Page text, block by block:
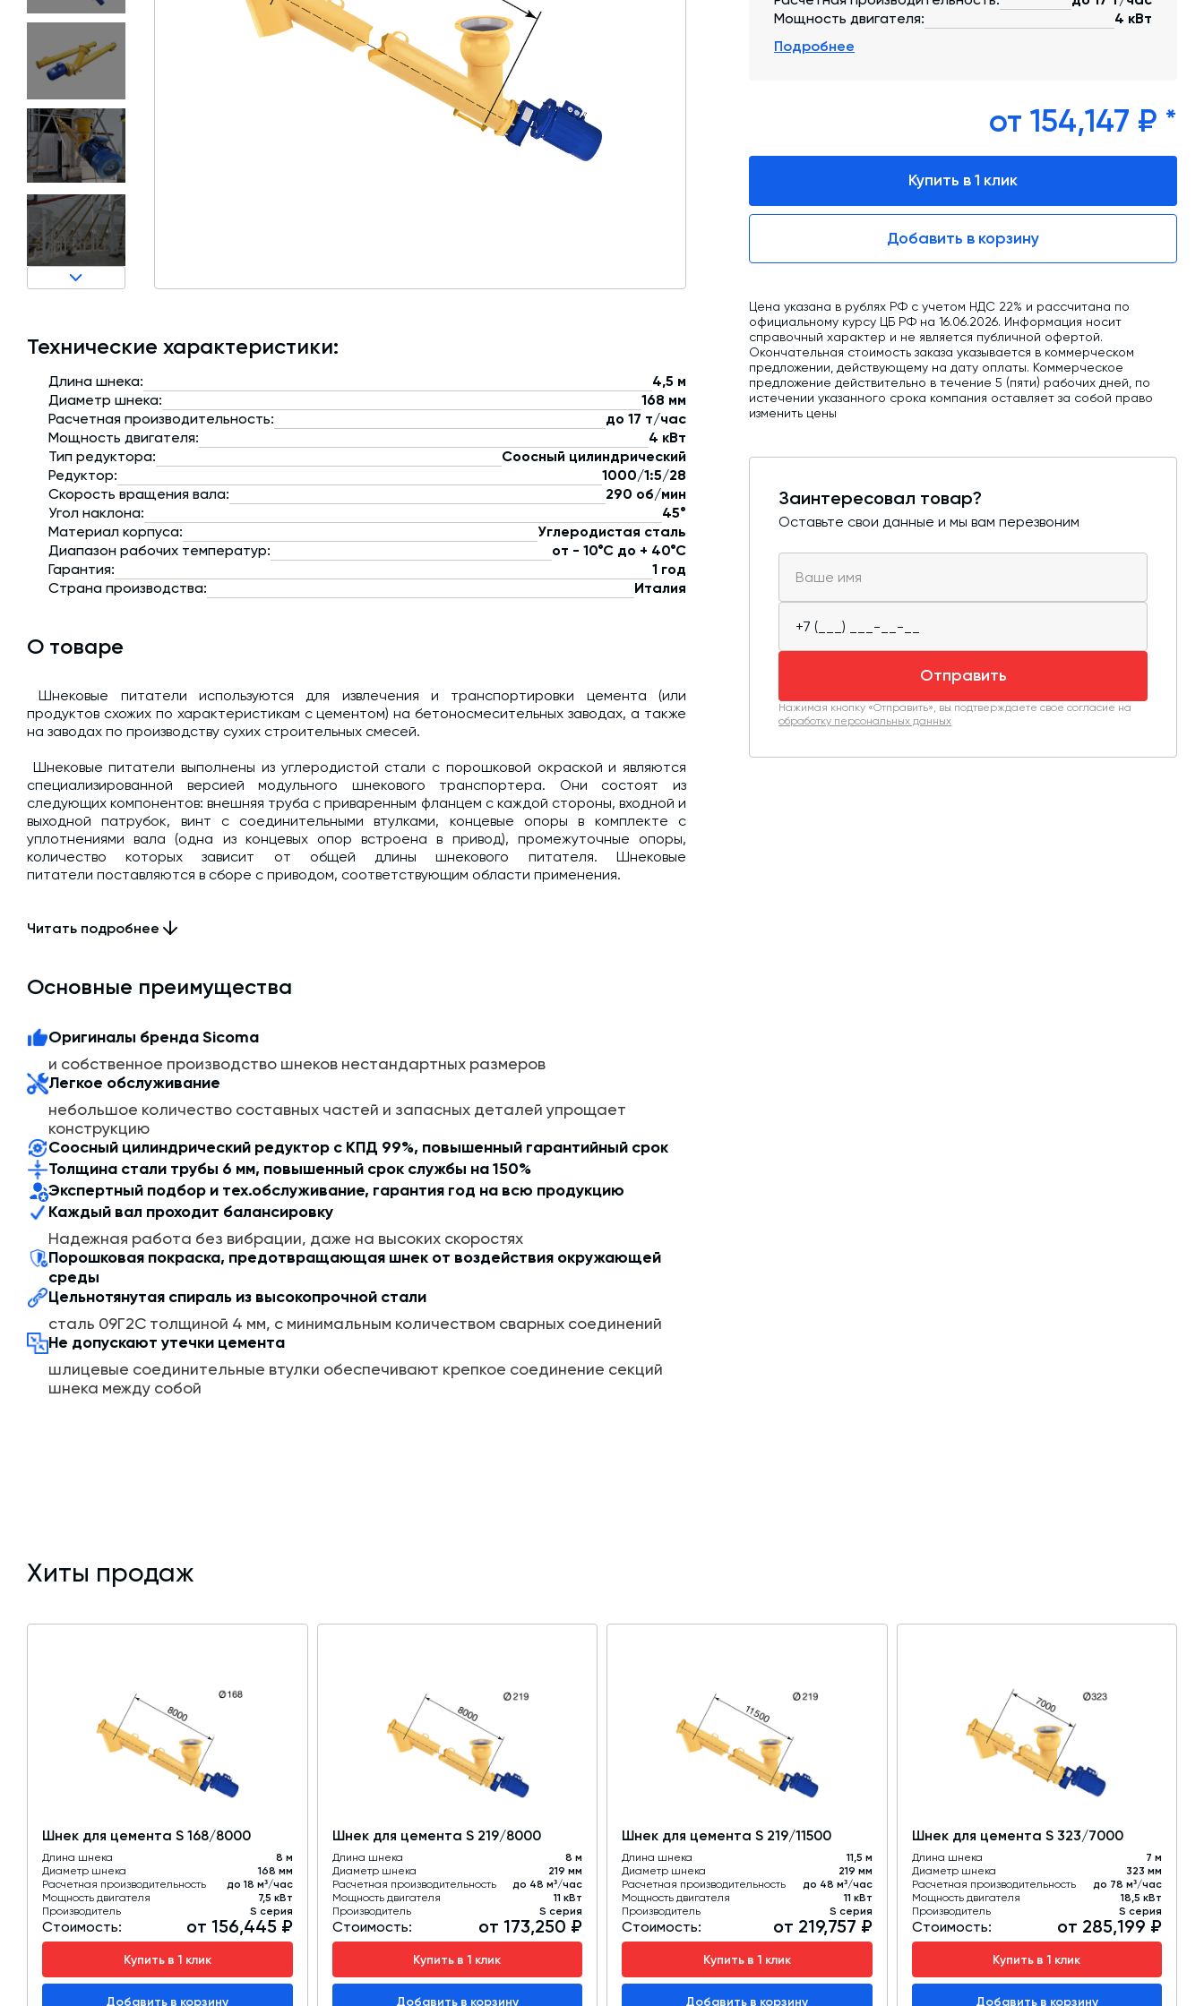
Затворы для силосов и дозаторов
Промышленные фильтры и комплектующие
Авто и Ж/Д весы
Оборудование для производства ЖБИ
Пневмооборудование
Телескопические загрузчики
Датчики
Промышленные вибраторы
Рециклинг
Дробильно-сортировочный комплекс
Околопрессовочное оборудование
Автоматизированные системы управления
(АСУ ТП) любой сложности
Технический аудит бетонных заводов и
производств
Проектирование технологических
Технические характеристики:
Длина шнека:
4,5 м
Диаметр шнека:
168 мм
Расчетная производительность:
до 17 т/час
Мощность двигателя:
4 кВт
Тип редуктора:
Соосный цилиндрический
Редуктор:
1000/1:5/28
Скорость вращения вала:
290 об/мин
Угол наклона:
45°
Материал корпуса:
Углеродистая сталь
Диапазон рабочих температур:
от - 10°С до + 40°С
Гарантия:
1 год
Страна производства:
Италия
О товаре
Шнековые питатели используются для извлечения и транспортировки цемента (или
продуктов схожих по характеристикам с цементом) на бетоносмесительных заводах, а также
на заводах по производству сухих строительных смесей.
Шнековые питатели выполнены из углеродистой стали с порошковой окраской и являются
специализированной версией модульного шнекового транспортера. Они состоят из
следующих компонентов: внешняя труба с приваренным фланцем с каждой стороны, входной и
выходной патрубок, винт с соединительными втулками, концевые опоры в комплекте с
уплотнениями вала (одна из концевых опор встроена в привод), промежуточные опоры,
количество которых зависит от общей длины шнекового питателя. Шнековые
питатели поставляются в сборе с приводом, соответствующим области применения.
потока цемента на производственные линии, позволяет сократить время производства и
Принцип работы шнековых транспортеров основано на осевой движущей силе. Винт шнека
вращается в закрытом неподвижном желобе с помощью электродвигателя с редуктором и
состоит из секций. Её толщина варьируется от 4 мм до 6 мм в зависимости от типа и
назначения конструкции. Для герметизации все секции соединяются между собой фланцами
на болтах и прокладках.
Читать подробнее
Основные преимущества
Оригиналы бренда Sicoma
и собственное производство шнеков нестандартных размеров
Легкое обслуживание
небольшое количество составных частей и запасных деталей упрощает
конструкцию
Соосный цилиндрический редуктор с КПД 99%, повышенный гарантийный срок
Толщина стали трубы 6 мм, повышенный срок службы на 150%
Экспертный подбор и тех.обслуживание, гарантия год на всю продукцию
Каждый вал проходит балансировку
Надежная работа без вибрации, даже на высоких скоростях
Порошковая покраска, предотвращающая шнек от воздействия окружающей
среды
Цельнотянутая спираль из высокопрочной стали
сталь 09Г2С толщиной 4 мм, с минимальным количеством сварных соединений
Не допускают утечки цемента
шлицевые соединительные втулки обеспечивают крепкое соединение секций
шнека между собой
Мощность двигателя:
4 кВт
Подробнее
от 154,147 ₽ *
Купить в 1 клик
Добавить в корзину
Цена указана в рублях РФ с учетом НДС 22% и рассчитана по
официальному курсу ЦБ РФ на 16.06.2026. Информация носит
справочный характер и не является публичной офертой.
Окончательная стоимость заказа указывается в коммерческом
предложении, действующему на дату оплаты. Коммерческое
предложение действительно в течение 5 (пяти) рабочих дней, по
истечении указанного срока компания оставляет за собой право
изменить цены
Заинтересовал товар?
Оставьте свои данные и мы вам перезвоним
Отправить
Нажимая кнопку «Отправить», вы подтверждаете свое согласие на
обработку персональных данных
Хиты продаж
Шнек для цемента S 168/8000
Длина шнека
8 м
Диаметр шнека
168 мм
Расчетная производительность
до 18 м³/час
Мощность двигателя
7,5 кВт
Производитель
S серия
Стоимость: от 156,445 ₽
Купить в 1 клик
Добавить в корзину
Шнек для цемента S 219/8000
Длина шнека
8 м
Диаметр шнека
219 мм
Расчетная производительность
до 48 м³/час
Мощность двигателя
11 кВт
Производитель
S серия
Стоимость: от 173,250 ₽
Купить в 1 клик
Добавить в корзину
Шнек для цемента S 219/11500
Длина шнека
11,5 м
Диаметр шнека
219 мм
Расчетная производительность
до 48 м³/час
Мощность двигателя
11 кВт
Производитель
S серия
Стоимость: от 219,757 ₽
Купить в 1 клик
Добавить в корзину
Шнек для цемента S 323/7000
Длина шнека
7 м
Диаметр шнека
323 мм
Расчетная производительность
до 78 м³/час
Мощность двигателя
18,5 кВт
Производитель
S серия
Стоимость: от 285,199 ₽
Купить в 1 клик
Добавить в корзину